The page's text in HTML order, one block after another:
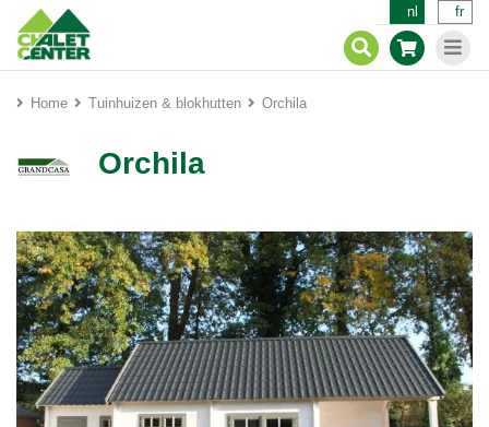
nl fr
Home Tuinhuizen & blokhutten Orchila
Orchila